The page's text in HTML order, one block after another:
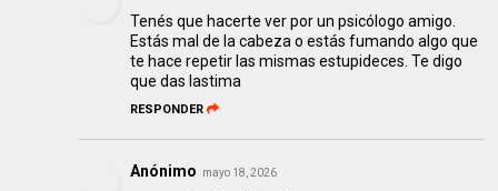
Tenés que hacerte ver por un psicólogo amigo.
Estás mal de la cabeza o estás fumando algo que
te hace repetir las mismas estupideces. Te digo
que das lastima
RESPONDER
Anónimo mayo 18, 2026